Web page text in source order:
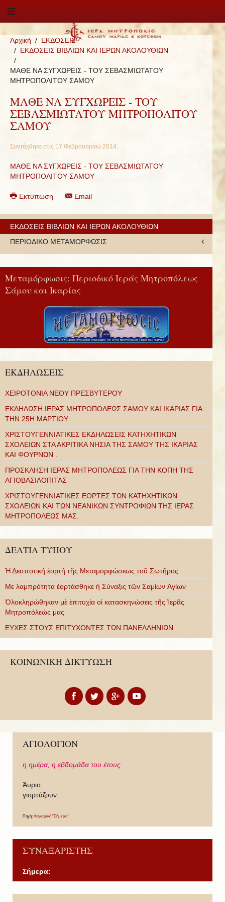
Αρχική
ΕΚΔΟΣΕΙΣ
ΕΚΔΟΣΕΙΣ ΒΙΒΛΙΩΝ ΚΑΙ ΙΕΡΩΝ ΑΚΟΛΟΥΘΙΩΝ
ΜΑΘΕ ΝΑ ΣΥΓΧΩΡΕΙΣ - ΤΟΥ ΣΕΒΑΣΜΙΩΤΑΤΟΥ
ΜΗΤΡΟΠΟΛΙΤΟΥ ΣΑΜΟΥ
ΜΑΘΕ ΝΑ ΣΥΓΧΩΡΕΙΣ - ΤΟΥ
ΣΕΒΑΣΜΙΩΤΑΤΟΥ ΜΗΤΡΟΠΟΛΙΤΟΥ
ΣΑΜΟΥ
Συντάχθηκε στις 17 Φεβρουαρίου 2014.
ΜΑΘΕ ΝΑ ΣΥΓΧΩΡΕΙΣ - ΤΟΥ ΣΕΒΑΣΜΙΩΤΑΤΟΥ
ΜΗΤΡΟΠΟΛΙΤΟΥ ΣΑΜΟΥ
Εκτύπωση Email
ΕΚΔΟΣΕΙΣ ΒΙΒΛΙΩΝ ΚΑΙ ΙΕΡΩΝ ΑΚΟΛΟΥΘΙΩΝ
ΠΕΡΙΟΔΙΚΟ ΜΕΤΑΜΟΡΦΩΣΙΣ
Μεταμόρφωσις: Περιοδικό Ιεράς Μητροπόλεως
Σάμου και Ικαρίας
ΕΚΔΗΛΩΣΕΙΣ
ΧΕΙΡΟΤΟΝΙΑ ΝΕΟΥ ΠΡΕΣΒΥΤΕΡΟΥ
ΕΚΔΗΛΩΣΗ ΙΕΡΑΣ ΜΗΤΡΟΠΟΛΕΩΣ ΣΑΜΟΥ ΚΑΙ ΙΚΑΡΙΑΣ ΓΙΑ
ΤΗΝ 25Η ΜΑΡΤΙΟΥ
ΧΡΙΣΤΟΥΓΕΝΝΙΑΤΙΚΕΣ ΕΚΔΗΛΩΣΕΙΣ ΚΑΤΗΧΗΤΙΚΩΝ
ΣΧΟΛΕΙΩΝ ΣΤΑ ΑΚΡΙΤΙΚΑ ΝΗΣΙΑ ΤΗΣ ΣΑΜΟΥ ΤΗΣ ΙΚΑΡΙΑΣ
ΚΑΙ ΦΟΥΡΝΩΝ .
ΠΡΟΣΚΛΗΣΗ ΙΕΡΑΣ ΜΗΤΡΟΠΟΛΕΩΣ ΓΙΑ ΤΗΝ ΚΟΠΗ ΤΗΣ
ΑΓΙΟΒΑΣΙΛΟΠΙΤΑΣ
ΧΡΙΣΤΟΥΓΕΝΝΙΑΤΙΚΕΣ ΕΟΡΤΕΣ ΤΩΝ ΚΑΤΗΧΗΤΙΚΩΝ
ΣΧΟΛΕΙΩΝ ΚΑΙ ΤΩΝ ΝΕΑΝΙΚΩΝ ΣΥΝΤΡΟΦΙΩΝ ΤΗΣ ΙΕΡΑΣ
ΜΗΤΡΟΠΟΛΕΩΣ ΜΑΣ.
ΔΕΛΤΙΑ ΤΥΠΟΥ
Ἡ Δεσποτική ἑορτή τῆς Μεταμορφώσεως τοῦ Σωτῆρος
Με λαμπρότητα ἑορτάσθηκε ἡ Σύναξις τῶν Σαμίων Ἁγίων
Ὁλοκληρώθηκαν μὲ ἐπιτυχία οἱ κατασκηνώσεις τῆς Ἱερᾶς
Μητροπόλεώς μας
ΕΥΧΕΣ ΣΤΟΥΣ ΕΠΙΤΥΧΟΝΤΕΣ ΤΩΝ ΠΑΝΕΛΛΗΝΙΩΝ
ΚΟΙΝΩΝΙΚΗ ΔΙΚΤΥΩΣΗ
ΑΓΙΟΛΟΓΙΟΝ
η ημέρα, η εβδομάδα του έτους
Άυριο
γιορτάζουν:
Πηγή: Λογισμικό "Σήμερα"
ΣΥΝΑΞΑΡΙΣΤΗΣ
Σήμερα:
P PN N